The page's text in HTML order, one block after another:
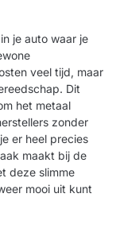
je auto waar je
veel tijd, maar
Dit
het metaal
zonder
er heel precies
maakt bij de
deze slimme
mooi uit kunt